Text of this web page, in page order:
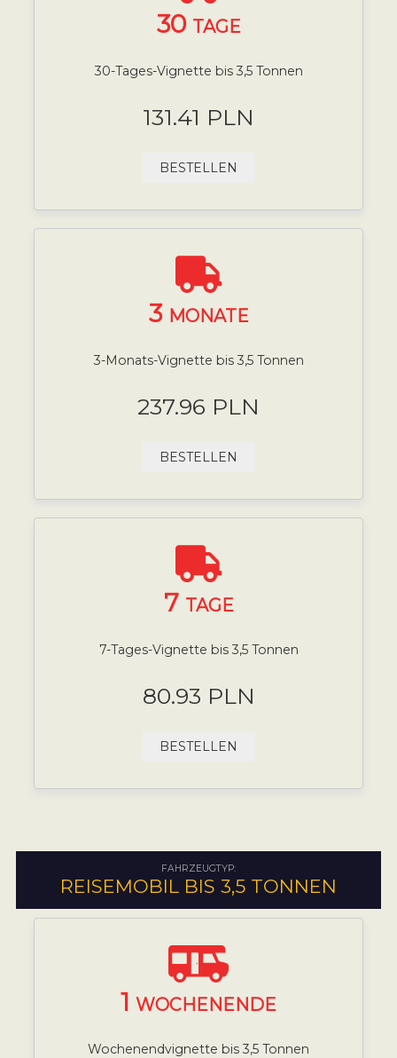
30 TAGE
30-Tages-Vignette bis 3,5 Tonnen
131.41 PLN
BESTELLEN
3 MONATE
3-Monats-Vignette bis 3,5 Tonnen
237.96 PLN
BESTELLEN
7 TAGE
7-Tages-Vignette bis 3,5 Tonnen
80.93 PLN
BESTELLEN
FAHRZEUGTYP:
REISEMOBIL BIS 3,5 TONNEN
1 WOCHENENDE
Wochenendvignette bis 3,5 Tonnen